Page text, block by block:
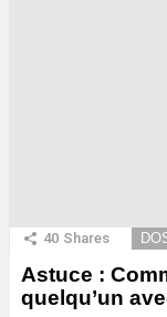
40 Shares
Astuce :
quelqu’un